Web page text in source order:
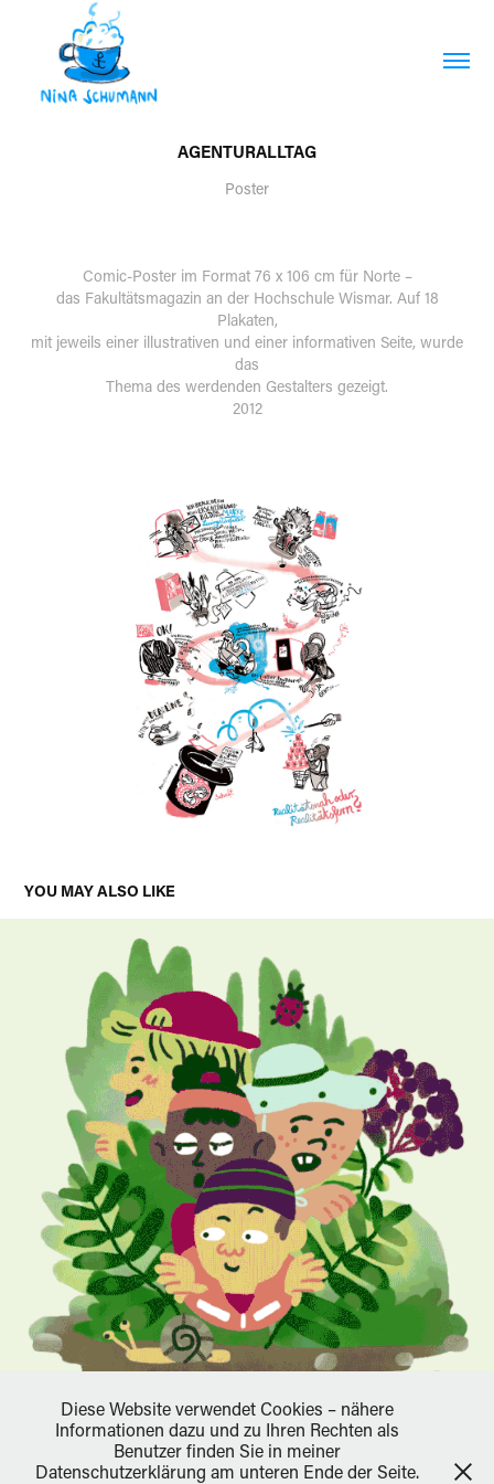
AGENTURALLTAG
Poster
Comic-Poster im Format 76 x 106 cm für Norte –
das Fakultätsmagazin an der Hochschule Wismar. Auf 18
Plakaten,
mit jeweils einer illustrativen und einer informativen Seite, wurde
das
Thema des werdenden Gestalters gezeigt.
2012
YOU MAY ALSO LIKE
ANIMATIONEN FÜR DIE WEBSITE DES BVNW
2021
Diese Website verwendet Cookies – nähere
Informationen dazu und zu Ihren Rechten als
Benutzer finden Sie in meiner
Datenschutzerklärung am unteren Ende der Seite.